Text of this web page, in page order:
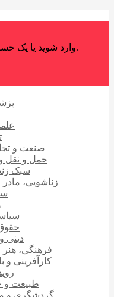
وارد شوید یا یک حساب کاربری جدید ایجاد کنید.
صنعت و
حمل و نقل
سبک
زناشویی،
دینی
فرهنگی، هنر
کارآفرینی و
طبیعت و
گردشگری و